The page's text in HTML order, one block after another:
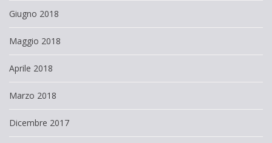
Giugno 2018
Maggio 2018
Aprile 2018
Marzo 2018
Dicembre 2017